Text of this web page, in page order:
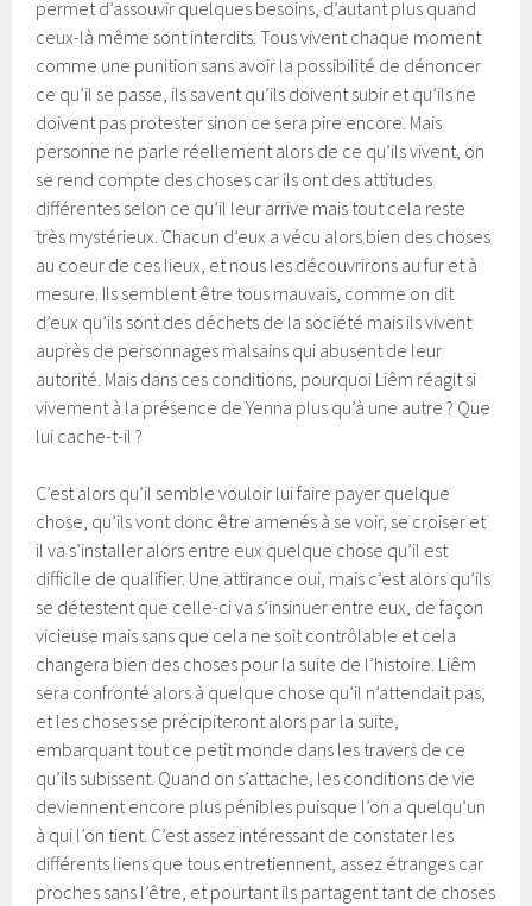
permet d’assouvir quelques besoins, d’autant plus quand
ceux-là même sont interdits. Tous vivent chaque moment
comme une punition sans avoir la possibilité de dénoncer
ce qu’il se passe, ils savent qu’ils doivent subir et qu’ils ne
doivent pas protester sinon ce sera pire encore. Mais
personne ne parle réellement alors de ce qu’ils vivent, on
se rend compte des choses car ils ont des attitudes
différentes selon ce qu’il leur arrive mais tout cela reste
très mystérieux. Chacun d’eux a vécu alors bien des choses
au coeur de ces lieux, et nous les découvrirons au fur et à
mesure. Ils semblent être tous mauvais, comme on dit
d’eux qu’ils sont des déchets de la société mais ils vivent
auprès de personnages malsains qui abusent de leur
autorité. Mais dans ces conditions, pourquoi Liêm réagit si
vivement à la présence de Yenna plus qu’à une autre ? Que
lui cache-t-il ?
C’est alors qu’il semble vouloir lui faire payer quelque
chose, qu’ils vont donc être amenés à se voir, se croiser et
il va s’installer alors entre eux quelque chose qu’il est
difficile de qualifier. Une attirance oui, mais c’est alors qu’ils
se détestent que celle-ci va s’insinuer entre eux, de façon
vicieuse mais sans que cela ne soit contrôlable et cela
changera bien des choses pour la suite de l’histoire. Liêm
sera confronté alors à quelque chose qu’il n’attendait pas,
et les choses se précipiteront alors par la suite,
embarquant tout ce petit monde dans les travers de ce
qu’ils subissent. Quand on s’attache, les conditions de vie
deviennent encore plus pénibles puisque l’on a quelqu’un
à qui l’on tient. C’est assez intéressant de constater les
différents liens que tous entretiennent, assez étranges car
proches sans l’être, et pourtant ils partagent tant de choses